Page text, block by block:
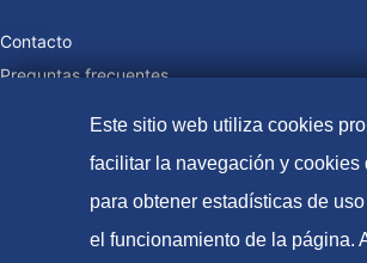
Contacto
Preguntas frecuentes
Este sitio web utiliza cookies
facilitar la navegación y cookies
para obtener estadísticas de
el funcionamiento de la página.